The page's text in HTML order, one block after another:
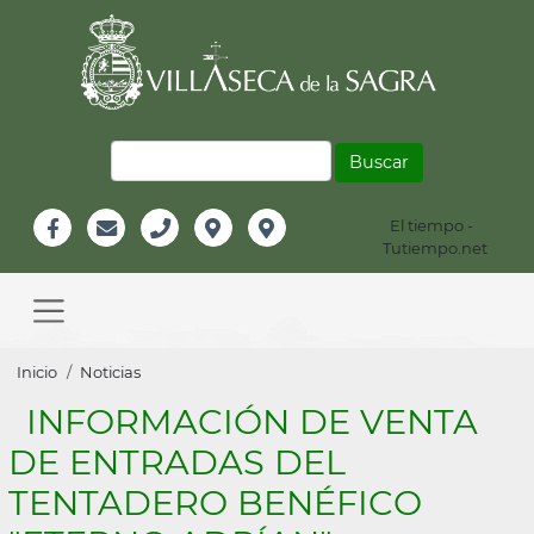
Información
Header
El tiempo -
Tutiempo.net
navigation
Sobrescribir
enlaces
de
ayuda
Inicio Noticias
INFORMACIÓN DE VENTA
DE ENTRADAS DEL
TENTADERO BENÉFICO